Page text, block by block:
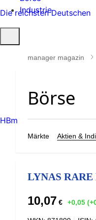
Industrie
öffnen
manager magazin
Märkte Aktien &
LYNAS
10,07 € +0,05
Die reichsten Deutschen
HBm